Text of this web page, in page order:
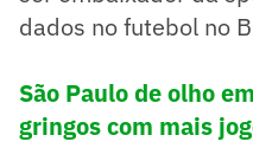
dados no futebol no
São Paulo de olho
gringos com mais